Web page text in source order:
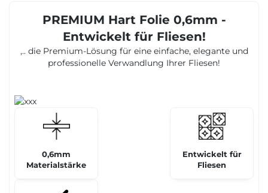
PREMIUM Hart Folie 0,6mm -
Entwickelt für Fliesen!
,.. die Premium-Lösung für eine einfache, elegante und
professionelle Verwandlung Ihrer Fliesen!
0,6mm
Materialstärke
Entwickelt für
Fliesen